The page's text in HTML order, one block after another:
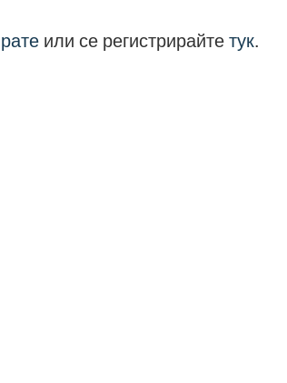
или се регистрирайтетук.